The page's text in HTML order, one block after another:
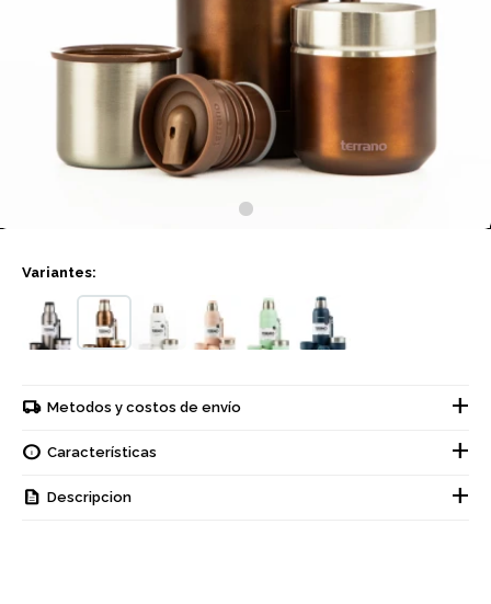
Variantes:
Metodos y costos de envío
Características
Descripcion